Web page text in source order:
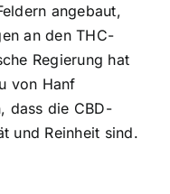
angebaut,
an den THC-
Regierung hat
von Hanf
dass die CBD-
und Reinheit sind.